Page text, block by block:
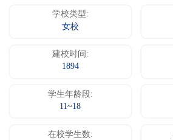
学校类型:
女校
建校时间:
1894
学生年龄段:
11~18
在校学生数: